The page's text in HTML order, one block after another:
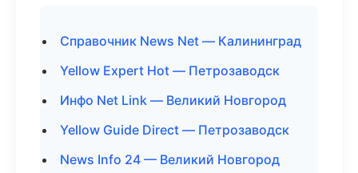
Справочник News Net — Калининград
Yellow Expert Hot — Петрозаводск
Инфо Net Link — Великий Новгород
Yellow Guide Direct — Петрозаводск
News Info 24 — Великий Новгород